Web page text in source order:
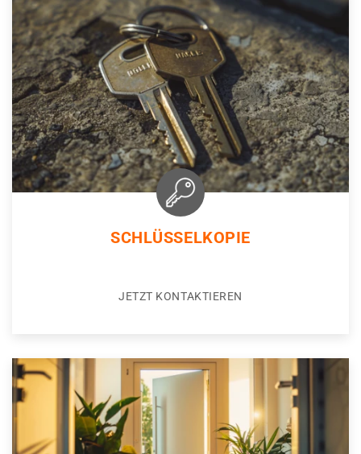
SCHLÜSSELKOPIE
JETZT KONTAKTIEREN